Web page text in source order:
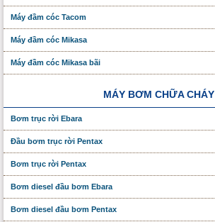
Máy đầm cóc Tacom
Máy đầm cóc Mikasa
Máy đầm cóc Mikasa bãi
MÁY BƠM CHỮA CHÁY
Bơm trục rời Ebara
Đầu bơm trục rời Pentax
Bơm trục rời Pentax
Bơm diesel đầu bơm Ebara
Bơm diesel đầu bơm Pentax